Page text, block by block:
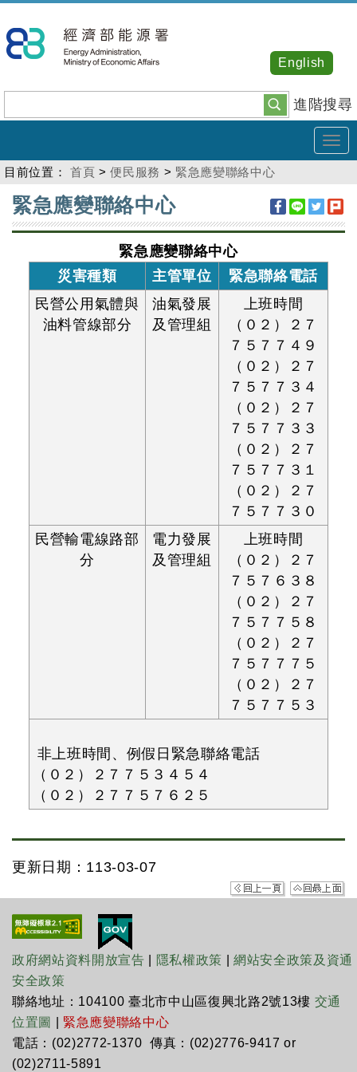
到
主
內
容
進階搜尋
English
目前位置： 首頁 >便民服務 > 緊急應變聯絡中心
:::
緊急應變聯絡中心
緊急應變聯絡中心
災害種類
主管單位
緊急聯絡電話
民營公用氣體與
油料管線部分
油氣發展
及管理組
上班時間
（０２）２７
７５７７４９
（０２）２７
７５７７３４
（０２）２７
７５７７３３
（０２）２７
７５７７３１
（０２）２７
７５７７３０
民營輸電線路部
分
電力發展
及管理組
上班時間
（０２）２７
７５７６３８
（０２）２７
７５７７５８
（０２）２７
７５７７７５
（０２）２７
７５７７５３
非上班時間、例假日緊急聯絡電話
（０２）２７７５３４５４
（０２）２７７５７６２５
更新日期：113-03-07
政府網站資料開放宣告 隱私權政策 |網站安全政策及資通
安全政策
聯絡地址：104100 臺北市中山區復興北路2號13樓 交通
位置圖
緊急應變聯絡中心
電話：(02)2772-1370 傳真：(02)2776-9417 or
(02)2711-5891